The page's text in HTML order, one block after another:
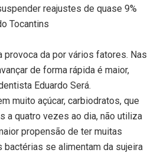
reajustes de quase 9%
Tocantins
provoca da por vários fatores. Nas
de forma rápida é maior,
Eduardo Será.
muito açúcar, carbiodratos, que
a quatro vezes ao dia, não utiliza
propensão de ter muitas
bactérias se alimentam da sujeira